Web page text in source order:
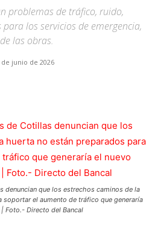
problemas de tráfico, ruido,
los servicios de emergencia,
las obras.
de junio de 2026
denuncian que los estrechos caminos de la
soportar el aumento de tráfico que generaría
Foto.- Directo del Bancal